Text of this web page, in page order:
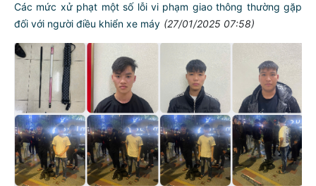
Các mức xử phạt một số lỗi vi phạm giao thông thường gặp
đối với người điều khiển xe máy (27/01/2025 07:58)